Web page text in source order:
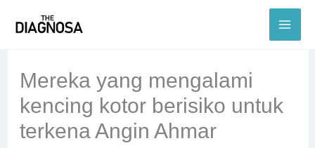
Mereka yang mengalami
kencing kotor berisiko untuk
terkena Angin Ahmar